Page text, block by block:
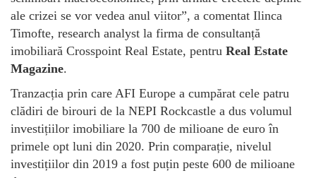
ale crizei se vor vedea anul viitor”, a comentat Ilinca
Timofte, research analyst la firma de consultanță
imobiliară Crosspoint Real Estate, pentru Real Estate
Magazine.
Tranzacția prin care AFI Europe a cumpărat cele patru
clădiri de birouri de la NEPI Rockcastle a dus volumul
investițiilor imobiliare la 700 de milioane de euro în
primele opt luni din 2020. Prin comparație, nivelul
investițiilor din 2019 a fost puțin peste 600 de milioane